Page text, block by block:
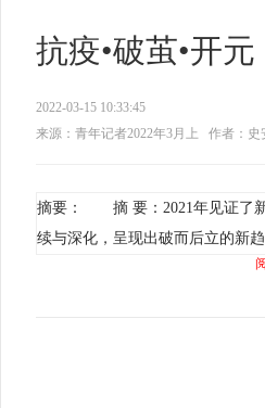
抗疫•破茧•开
2022-03-15 10:33:45
来源：青年记者2022年3月上
作者：史
摘要： 摘 要：2021年见证了新
续与深化，呈现出破而后立的新